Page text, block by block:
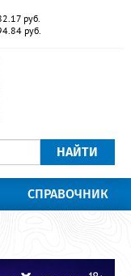
руб.
руб.
НАЙТИ
СПРАВОЧНИК